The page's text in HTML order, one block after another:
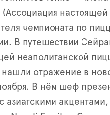
(Ассоциация
чемпионата по
В путешествии
неаполитанской
нашли отражение в
В нём шеф
азиатскими